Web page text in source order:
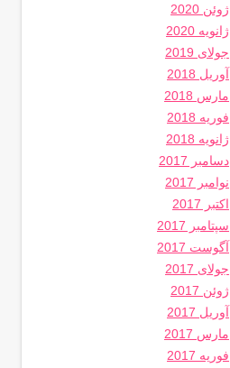
ژوئن 2020
ژانویه 2020
جولای 2019
آوریل 2018
مارس 2018
فوریه 2018
ژانویه 2018
دسامبر 2017
نوامبر 2017
اکتبر 2017
سپتامبر 2017
آگوست 2017
جولای 2017
ژوئن 2017
آوریل 2017
مارس 2017
فوریه 2017